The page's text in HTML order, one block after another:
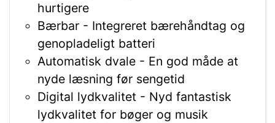
hurtigere
Bærbar - Integreret bærehåndtag og
genopladeligt batteri
Automatisk dvale - En god måde at
nyde læsning før sengetid
Digital lydkvalitet - Nyd fantastisk
lydkvalitet for bøger og musik